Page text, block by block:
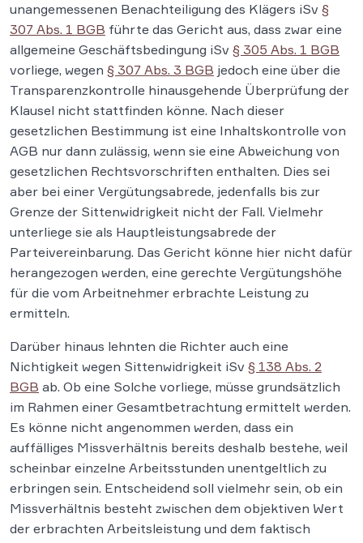
unangemessenen Benachteiligung des Klägers iSv §
307 Abs. 1 BGB führte das Gericht aus, dass zwar eine
allgemeine Geschäftsbedingung iSv § 305 Abs. 1 BGB
vorliege, wegen § 307 Abs. 3 BGB jedoch eine über die
Transparenzkontrolle hinausgehende Überprüfung der
Klausel nicht stattfinden könne. Nach dieser
gesetzlichen Bestimmung ist eine Inhaltskontrolle von
AGB nur dann zulässig, wenn sie eine Abweichung von
gesetzlichen Rechtsvorschriften enthalten. Dies sei
aber bei einer Vergütungsabrede, jedenfalls bis zur
Grenze der Sittenwidrigkeit nicht der Fall. Vielmehr
unterliege sie als Hauptleistungsabrede der
Parteivereinbarung. Das Gericht könne hier nicht dafür
herangezogen werden, eine gerechte Vergütungshöhe
für die vom Arbeitnehmer erbrachte Leistung zu
ermitteln.
Darüber hinaus lehnten die Richter auch eine
Nichtigkeit wegen Sittenwidrigkeit iSv § 138 Abs. 2
BGB ab. Ob eine Solche vorliege, müsse grundsätzlich
im Rahmen einer Gesamtbetrachtung ermittelt werden.
Es könne nicht angenommen werden, dass ein
auffälliges Missverhältnis bereits deshalb bestehe, weil
scheinbar einzelne Arbeitsstunden unentgeltlich zu
erbringen sein. Entscheidend soll vielmehr sein, ob ein
Missverhältnis besteht zwischen dem objektiven Wert
der erbrachten Arbeitsleistung und dem faktisch